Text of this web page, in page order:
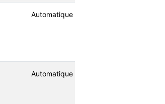
Automatique
Automatique